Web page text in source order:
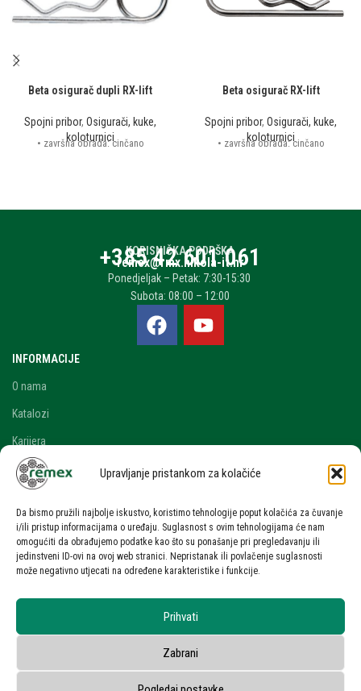
Upravljanje pristankom za kolačiće
Da bismo pružili najbolje iskustvo, koristimo tehnologije poput kolačića za čuvanje
i/ili pristup informacijama o uređaju. Suglasnost s ovim tehnologijama će nam
omogućiti da obrađujemo podatke kao što su ponašanje pri pregledavanju ili
jedinstveni ID-ovi na ovoj web stranici. Nepristanak ili povlačenje suglasnosti
može negativno utjecati na određene karakteristike i funkcije.
Prihvati
Zabrani
Beta osigurač dupli RX-lift
Spojni pribor, Osigurači, kuke,
koloturnici
• završna obrada: cinčano
Beta osigurač RX-lift
Spojni pribor, Osigurači, kuke,
koloturnici
• završna obrada: cinčano
KORISNIČKA PODRŠKA
+385 42 601 061
remex@rmx.nikola-it.hr
Ponedjeljak – Petak: 7:30-15:30
Subota: 08:00 – 12:00
INFORMACIJE
O nama
Katalozi
Karijera
Blog i novosti
RAČUN
Moj račun
Zahtjev za ponudom
UVJETI KORIŠTENJA
Uvjeti korištenja stranice